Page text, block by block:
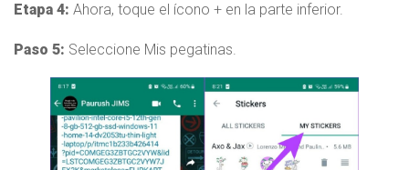
Etapa 4: Ahora, toque el ícono + en la parte inferior.
Paso 5: Seleccione Mis pegatinas.